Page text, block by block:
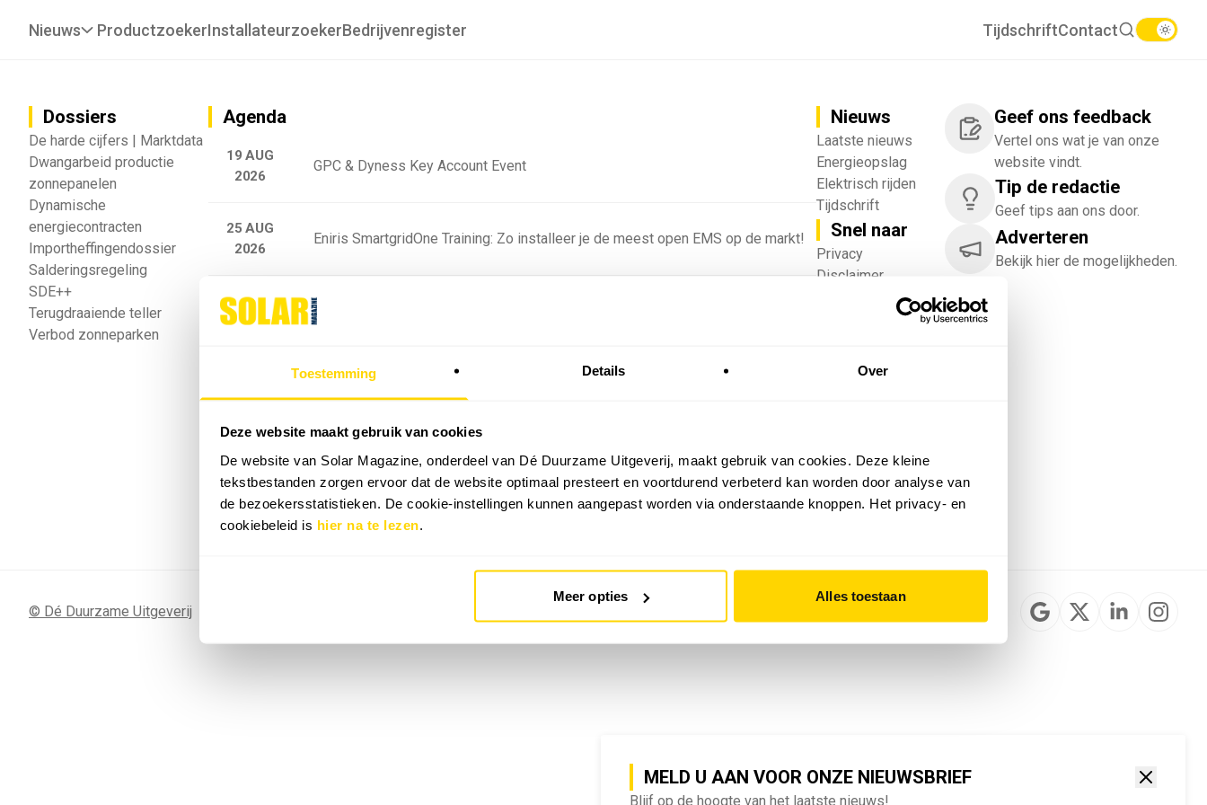
Toestemming Details Over
Deze website maakt gebruik van cookies
De website van Solar Magazine, onderdeel van Dé Duurzame Uitgeverij, maakt gebruik van cookies. Deze kleine
tekstbestanden zorgen ervoor dat de website optimaal presteert en voortdurend verbeterd kan worden door analyse van
de bezoekersstatistieken. De cookie-instellingen kunnen aangepast worden via onderstaande knoppen. Het privacy- en
cookiebeleid is hier na te lezen.
Meer opties Alles toestaan
MELD U AAN VOOR ONZE NIEUWSBRIEF
Blijf op de hoogte van het laatste nieuws!
Nieuws ProductzoekerInstallateurzoekerBedrijvenregister TijdschriftContact
Dossiers
De harde cijfers | Marktdata
Dwangarbeid productie
zonnepanelen
Dynamische
energiecontracten
Importheffingendossier
Salderingsregeling
SDE++
Terugdraaiende teller
Verbod zonneparken
Agenda
19 AUG
2026
GPC & Dyness Key Account Event
25 AUG
2026
Eniris SmartgridOne Training: Zo installeer je de meest open EMS op de markt!
25 AUG
2026
Sigenergy Training - Residentieel
2026
Webinar: Toekomstige batterijprofielen: hoe netbeheerders proberen
batterijgedrag in 2035 te voorspellen
2026
Sunergy Academy | SlimmeRik on Tour
Nieuws
Laatste nieuws
Energieopslag
Elektrisch rijden
Tijdschrift
Snel naar
Privacy
Disclaimer
Vacatures
English
Geef ons feedback
Vertel ons wat je van onze
website vindt.
Tip de redactie
Geef tips aan ons door.
Adverteren
Bekijk hier de mogelijkheden.
© Dé Duurzame Uitgeverij